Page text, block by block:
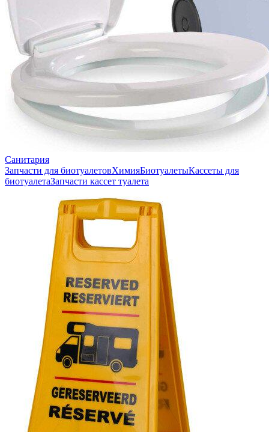
Санитария
Запчасти для биотуалетовХимияБиотуалетыКассеты для
биотуалетаЗапчасти кассет туалета